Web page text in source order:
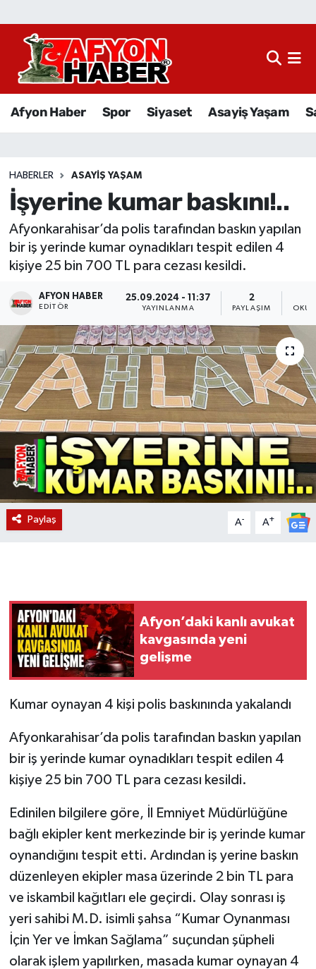
Afyon Haber Spor Siyaset Asayiş Yaşam
HABERLER ASAYIŞ YAŞAM
İşyerine kumar baskını!..
Afyonkarahisar’da polis tarafından baskın yapılan
bir iş yerinde kumar oynadıkları tespit edilen 4
kişiye 25 bin 700 TL para cezası kesildi.
AFYON HABER
EDITÖR
25.09.2024 - 11:37
YAYINLANMA
2
PAYLAŞIM
Paylaş A- A+
Afyon’daki kanlı avukat
kavgasında yeni
gelişme
Kumar oynayan 4 kişi polis baskınında yakalandı
Afyonkarahisar’da polis tarafından baskın yapılan
bir iş yerinde kumar oynadıkları tespit edilen 4
kişiye 25 bin 700 TL para cezası kesildi.
Edinilen bilgilere göre, İl Emniyet Müdürlüğüne
bağlı ekipler kent merkezinde bir iş yerinde kumar
oynandığını tespit etti. Ardından iş yerine baskın
düzenleyen ekipler masa üzerinde 2 bin TL para
ve iskambil kağıtları ele geçirdi. Olay sonrası iş
yeri sahibi M.D. isimli şahsa “Kumar Oynanması
İçin Yer ve İmkan Sağlama” suçundan şüpheli
olarak işlem yapılırken, masada kumar oynayan 4
Afyon Haber
Sağlık
Eğitim
Sivil Toplum
Ekonomi
Magazin
Etkinlikler